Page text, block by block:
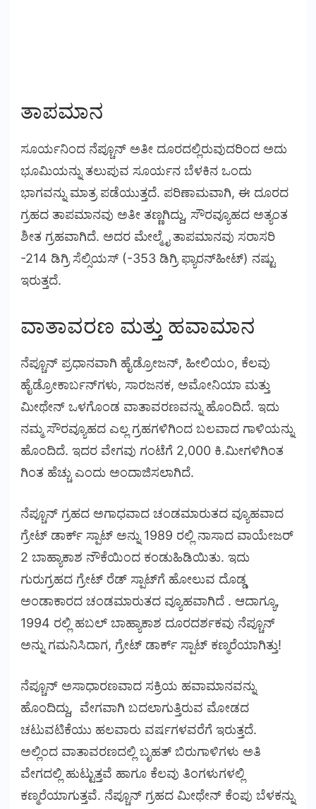
ತಾಪಮಾನ
ಸೂರ್ಯನಿಂದ ನೆಪ್ಚೂನ್‌ ಅತೀ ದೂರದಲ್ಲಿರುವುದರಿಂದ ಅದು
ಭೂಮಿಯನ್ನು ತಲುಪುವ ಸೂರ್ಯನ ಬೆಳಕಿನ ಒಂದು
ಭಾಗವನ್ನು ಮಾತ್ರ ಪಡೆಯುತ್ತದೆ. ಪರಿಣಾಮವಾಗಿ, ಈ ದೂರದ
ಗ್ರಹದ ತಾಪಮಾನವು ಅತೀ ತಣ್ಣಗಿದ್ದು, ಸೌರವ್ಯೂಹದ ಅತ್ಯಂತ
ಶೀತ ಗ್ರಹವಾಗಿದೆ. ಅದರ ಮೇಲ್ಮೈ ತಾಪಮಾನವು ಸರಾಸರಿ
-214 ಡಿಗ್ರಿ ಸೆಲ್ಸಿಯಸ್ (-353 ಡಿಗ್ರಿ ಫ್ಯಾರನ್‌ಹೀಟ್) ನಷ್ಟು
ಇರುತ್ತದೆ.
ವಾತಾವರಣ ಮತ್ತು ಹವಾಮಾನ
ನೆಪ್ಚೂನ್ ಪ್ರಧಾನವಾಗಿ ಹೈಡ್ರೋಜನ್, ಹೀಲಿಯಂ, ಕೆಲವು
ಹೈಡ್ರೋಕಾರ್ಬನ್‌ಗಳು, ಸಾರಜನಕ, ಅಮೋನಿಯಾ ಮತ್ತು
ಮೀಥೇನ್ ಒಳಗೊಂಡ ವಾತಾವರಣವನ್ನು ಹೊಂದಿದೆ. ಇದು
ನಮ್ಮ ಸೌರವ್ಯೂಹದ ಎಲ್ಲ ಗ್ರಹಗಳಿಗಿಂದ ಬಲವಾದ ಗಾಳಿಯನ್ನು
ಹೊಂದಿದೆ. ಇದರ ವೇಗವು ಗಂಟೆಗೆ 2,000 ಕಿ.ಮೀಗಳಿಗಿಂತ
ಗಿಂತ ಹೆಚ್ಚು ಎಂದು ಅಂದಾಜಿಸಲಾಗಿದೆ.
ನೆಪ್ಚೂನ್ ಗ್ರಹದ ಅಗಾಧವಾದ ಚಂಡಮಾರುತದ ವ್ಯೂಹವಾದ
ಗ್ರೇಟ್ ಡಾರ್ಕ್ ಸ್ಪಾಟ್ ಅನ್ನು 1989 ರಲ್ಲಿ ನಾಸಾದ ವಾಯೇಜರ್
2 ಬಾಹ್ಯಾಕಾಶ ನೌಕೆಯಿಂದ ಕಂಡುಹಿಡಿಯಿತು. ಇದು
ಗುರುಗ್ರಹದ ಗ್ರೇಟ್ ರೆಡ್ ಸ್ಪಾಟ್‌ಗೆ ಹೋಲುವ ದೊಡ್ಡ
ಅಂಡಾಕಾರದ ಚಂಡಮಾರುತದ ವ್ಯೂಹವಾಗಿದೆ . ಆದಾಗ್ಯೂ,
1994 ರಲ್ಲಿ ಹಬಲ್ ಬಾಹ್ಯಾಕಾಶ ದೂರದರ್ಶಕವು ನೆಪ್ಚೂನ್
ಅನ್ನು ಗಮನಿಸಿದಾಗ, ಗ್ರೇಟ್ ಡಾರ್ಕ್ ಸ್ಪಾಟ್ ಕಣ್ಮರೆಯಾಗಿತ್ತು!
ನೆಪ್ಚೂನ್ ಅಸಾಧಾರಣವಾದ ಸಕ್ರಿಯ ಹವಾಮಾನವನ್ನು
ಹೊಂದಿದ್ದು, ವೇಗವಾಗಿ ಬದಲಾಗುತ್ತಿರುವ ಮೋಡದ
ಚಟುವಟಿಕೆಯು ಹಲವಾರು ವರ್ಷಗಳವರೆಗೆ ಇರುತ್ತದೆ.
ಅಲ್ಲಿಂದ ವಾತಾವರಣದಲ್ಲಿ ಬೃಹತ್ ಬಿರುಗಾಳಿಗಳು ಅತಿ
ವೇಗದಲ್ಲಿ ಹುಟ್ಟುತ್ತವೆ ಹಾಗೂ ಕೆಲವು ತಿಂಗಳುಗಳಲ್ಲಿ
ಕಣ್ಮರೆಯಾಗುತ್ತವೆ. ನೆಪ್ಚೂನ್ ಗ್ರಹದ ಮೀಥೇನ್‌ ಕೆಂಪು ಬೆಳಕನ್ನು